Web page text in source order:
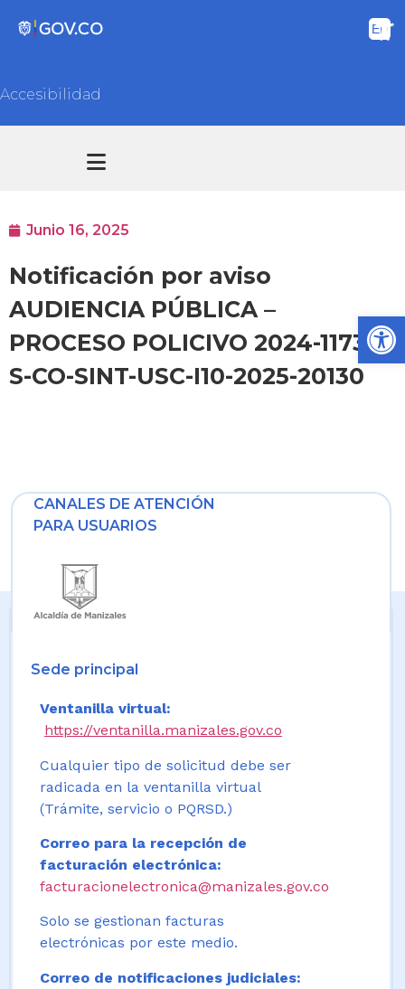
Accesibilidad
Junio 16, 2025
Notificación por aviso
AUDIENCIA PÚBLICA –
PROCESO POLICIVO 2024-11730
S-CO-SINT-USC-I10-2025-20130
CANALES DE ATENCIÓN
PARA USUARIOS
Sede principal
Ventanilla virtual:
https://ventanilla.manizales.gov.co
Cualquier tipo de solicitud debe ser
radicada en la ventanilla virtual
(Trámite, servicio o PQRSD.)
Correo para la recepción de
facturación electrónica:
facturacionelectronica@manizales.gov.co
Solo se gestionan facturas
electrónicas por este medio.
Correo de notificaciones judiciales: